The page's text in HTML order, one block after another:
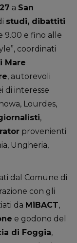
a San
studi, dibattiti
9.00 e fino alle
coordinati
Mare
, autorevoli
di interesse
Lourdes,
,
provenienti
Ungheria,
dal Comune di
con gli
da MiBACT,
e godono del
di Foggia,